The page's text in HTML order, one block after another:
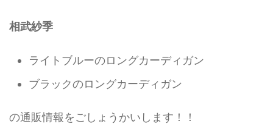
相武紗季
ライトブルーのロングカーディガン
ブラックのロングカーディガン
の通販情報をごしょうかいします！！